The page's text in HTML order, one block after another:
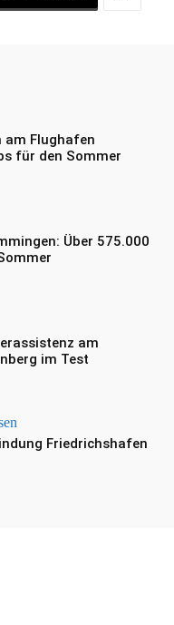
am Flughafen
für den Sommer
Über 575.000
am
im Test
Friedrichshafen